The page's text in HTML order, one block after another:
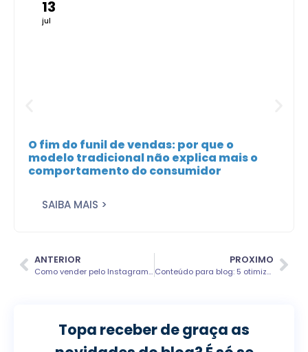
13
jul
O fim do funil de vendas: por que o
modelo tradicional não explica mais o
comportamento do consumidor
SAIBA MAIS >
ANTERIOR
Como vender pelo Instagram: 3 passos para ganhar dinheiro com ele
PROXIMO
Conteúdo para blog: 5 otimizações fundamentais
Topa receber de graça as